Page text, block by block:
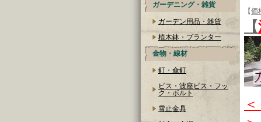
ガーデニング・雑貨
ガーデン用品・雑貨
植木鉢・プランター
金物・線材
釘・傘釘
ビス・波座ビス・フッ
ク・ボルト
雪止金具
【価
【